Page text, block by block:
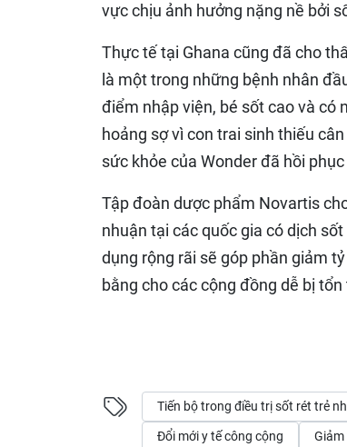
vực chịu ảnh hưởng nặng nề bởi
Thực tế tại Ghana cũng đã cho
là một trong những bệnh nhân
điểm nhập viện, bé sốt cao và có
hoảng sợ vì con trai sinh thiếu
sức khỏe của Wonder đã hồi
Tập đoàn dược phẩm Novartis
nhuận tại các quốc gia có dịch
dụng rộng rãi sẽ góp phần giảm
bằng cho các cộng đồng dễ bị
Tiến bộ trong điều trị sốt rét trẻ
Đổi mới y tế công cộng